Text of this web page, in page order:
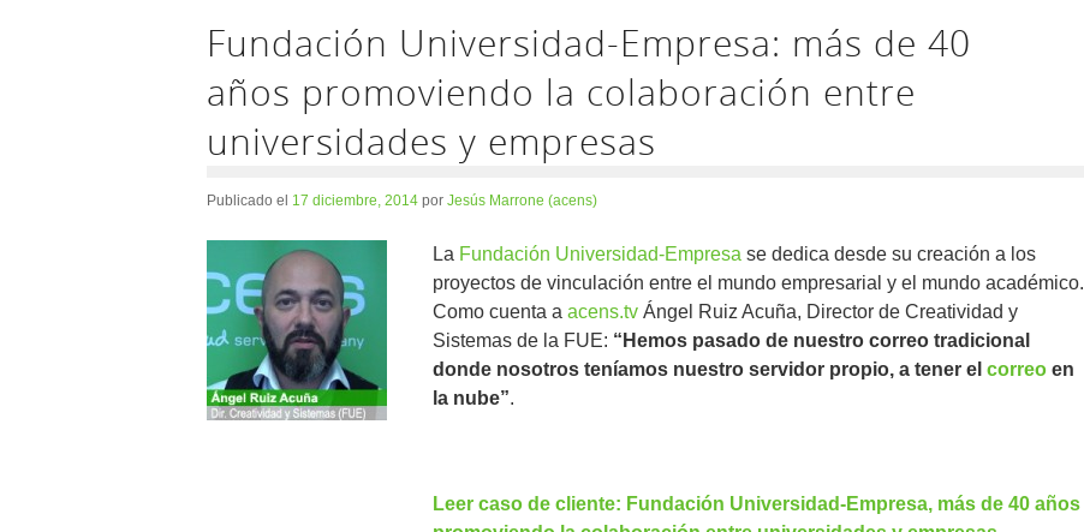
Fundación Universidad-Empresa: más de 40
años promoviendo la colaboración entre
universidades y empresas
Publicado el 17 diciembre, 2014 por Jesús Marrone (acens)
La Fundación Universidad-Empresa se dedica desde su creación a los
proyectos de vinculación entre el mundo empresarial y el mundo académico.
Como cuenta a acens.tvÁngel Ruiz Acuña, Director de Creatividad y
Sistemas de la FUE: “Hemos pasado de nuestro correo tradicional
donde nosotros teníamos nuestro servidor propio, a tener el correoen
la nube”.
Leer caso de cliente: Fundación Universidad-Empresa, más de 40 años